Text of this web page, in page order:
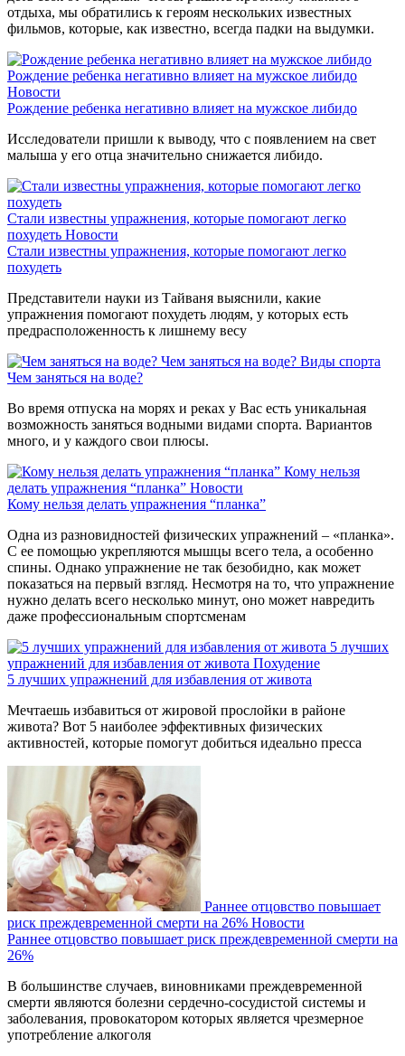
отдыха, мы обратились к героям нескольких известных
фильмов, которые, как известно, всегда падки на выдумки.
Рождение ребенка негативно влияет на мужское либидо
Новости
Рождение ребенка негативно влияет на мужское либидо
Исследователи пришли к выводу, что с появлением на свет
малыша у его отца значительно снижается либидо.
Стали известны упражнения, которые помогают легко
похудеть Новости
Стали известны упражнения, которые помогают легко
похудеть
Представители науки из Тайваня выяснили, какие
упражнения помогают похудеть людям, у которых есть
предрасположенность к лишнему весу
Чем заняться на воде? Виды спорта
Чем заняться на воде?
Во время отпуска на морях и реках у Вас есть уникальная
возможность заняться водными видами спорта. Вариантов
много, и у каждого свои плюсы.
Кому нельзя
делать упражнения “планка” Новости
Кому нельзя делать упражнения “планка”
Одна из разновидностей физических упражнений – «планка».
С ее помощью укрепляются мышцы всего тела, а особенно
спины. Однако упражнение не так безобидно, как может
показаться на первый взгляд. Несмотря на то, что упражнение
нужно делать всего несколько минут, оно может навредить
даже профессиональным спортсменам
5 лучших
упражнений для избавления от живота Похудение
5 лучших упражнений для избавления от живота
Мечтаешь избавиться от жировой прослойки в районе
живота? Вот 5 наиболее эффективных физических
активностей, которые помогут добиться идеально пресса
Раннее отцовство повышает
риск преждевременной смерти на 26% Новости
Раннее отцовство повышает риск преждевременной смерти на
26%
В большинстве случаев, виновниками преждевременной
смерти являются болезни сердечно-сосудистой системы и
заболевания, провокатором которых является чрезмерное
употребление алкоголя